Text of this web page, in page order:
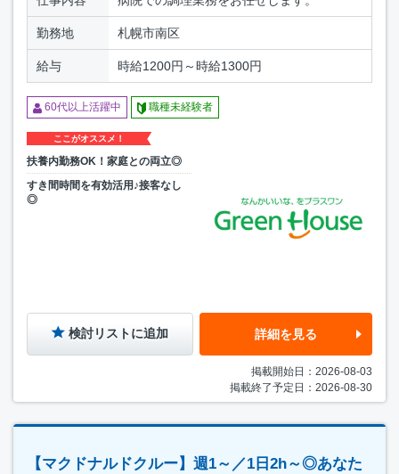
勤務地 札幌市南区
給与 時給1200円～時給1300円
60代以上活躍中 職種未経験者
ここがオススメ！
扶養内勤務OK！家庭との両立◎
すき間時間を有効活用♪接客なし
◎
検討リストに追加 詳細を見る
掲載開始日：2026-08-03
掲載終了予定日：2026-08-30
【マクドナルドクルー】週1～／1日2h～◎あなた